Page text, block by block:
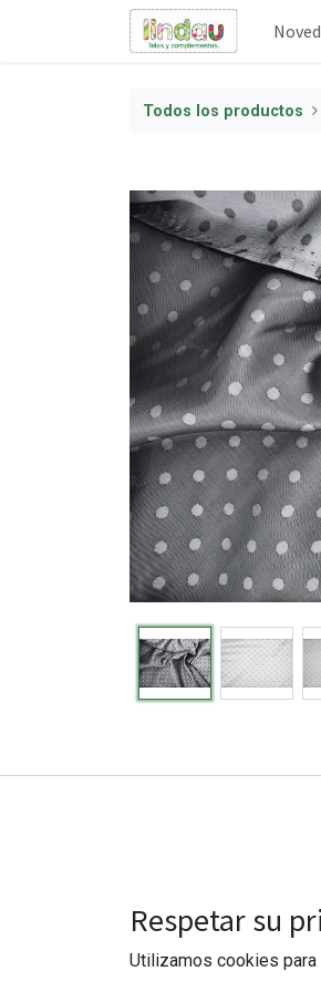
Todos los productos
Respetar su
Utilizamos cookies para